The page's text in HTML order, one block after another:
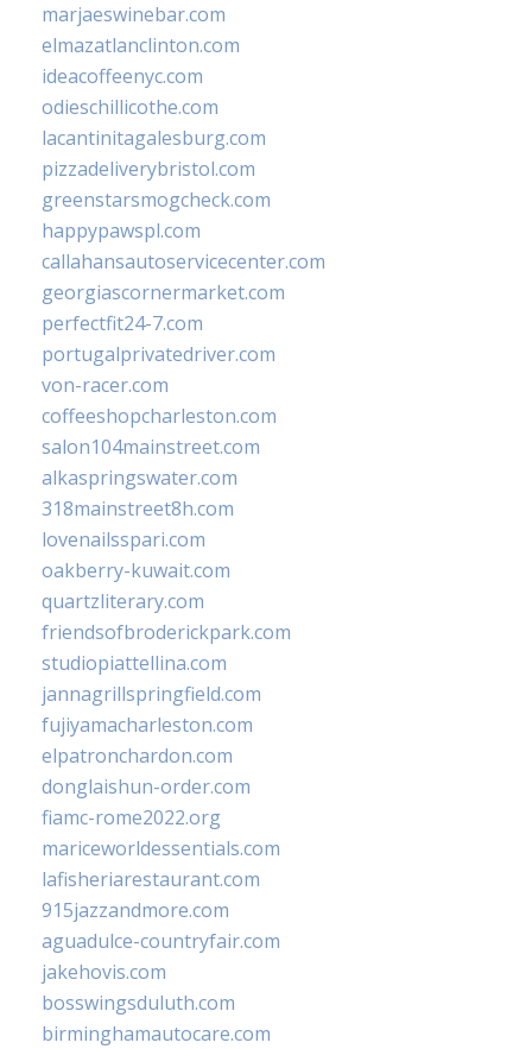
marjaeswinebar.com
elmazatlanclinton.com
ideacoffeenyc.com
odieschillicothe.com
lacantinitagalesburg.com
pizzadeliverybristol.com
greenstarsmogcheck.com
happypawspl.com
callahansautoservicecenter.com
georgiascornermarket.com
perfectfit24-7.com
portugalprivatedriver.com
von-racer.com
coffeeshopcharleston.com
salon104mainstreet.com
alkaspringswater.com
318mainstreet8h.com
lovenailsspari.com
oakberry-kuwait.com
quartzliterary.com
friendsofbroderickpark.com
studiopiattellina.com
jannagrillspringfield.com
fujiyamacharleston.com
elpatronchardon.com
donglaishun-order.com
fiamc-rome2022.org
mariceworldessentials.com
lafisheriarestaurant.com
915jazzandmore.com
aguadulce-countryfair.com
jakehovis.com
bosswingsduluth.com
birminghamautocare.com